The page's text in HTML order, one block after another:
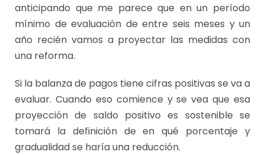
anticipando que me parece que en un período
mínimo de evaluación de entre seis meses y un
año recién vamos a proyectar las medidas con
una reforma.
Si la balanza de pagos tiene cifras positivas se va a
evaluar. Cuando eso comience y se vea que esa
proyección de saldo positivo es sostenible se
tomará la definición de en qué porcentaje y
gradualidad se haría una reducción.